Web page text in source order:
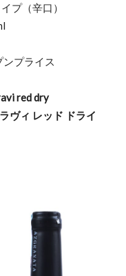
（辛口）
プライス
red dry
ヴィ レッド ドライ